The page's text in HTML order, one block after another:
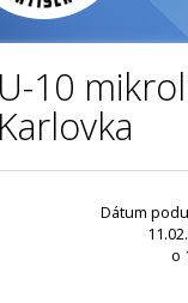
U-10
Karlovka
Dátum
o